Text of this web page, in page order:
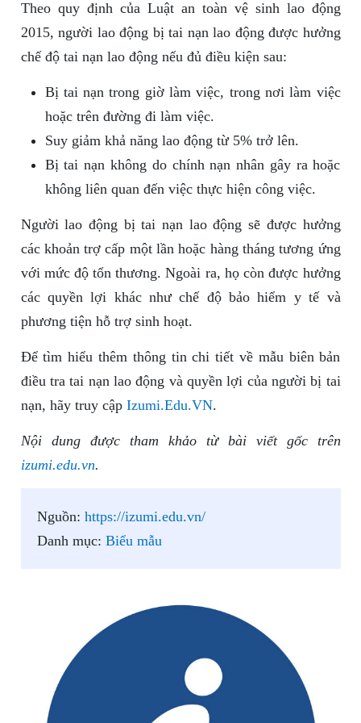
Theo quy định của Luật an toàn vệ sinh lao động
2015, người lao động bị tai nạn lao động được hưởng
chế độ tai nạn lao động nếu đủ điều kiện sau:
Bị tai nạn trong giờ làm việc, trong nơi làm việc
hoặc trên đường đi làm việc.
Suy giảm khả năng lao động từ 5% trở lên.
Bị tai nạn không do chính nạn nhân gây ra hoặc
không liên quan đến việc thực hiện công việc.
Người lao động bị tai nạn lao động sẽ được hưởng
các khoản trợ cấp một lần hoặc hàng tháng tương ứng
với mức độ tổn thương. Ngoài ra, họ còn được hưởng
các quyền lợi khác như chế độ bảo hiểm y tế và
phương tiện hỗ trợ sinh hoạt.
Để tìm hiểu thêm thông tin chi tiết về mẫu biên bản
điều tra tai nạn lao động và quyền lợi của người bị tai
nạn, hãy truy cập Izumi.Edu.VN.
Nội dung được tham khảo từ bài viết gốc trên
izumi.edu.vn.
Nguồn: https://izumi.edu.vn/
Danh mục: Biểu mẫu